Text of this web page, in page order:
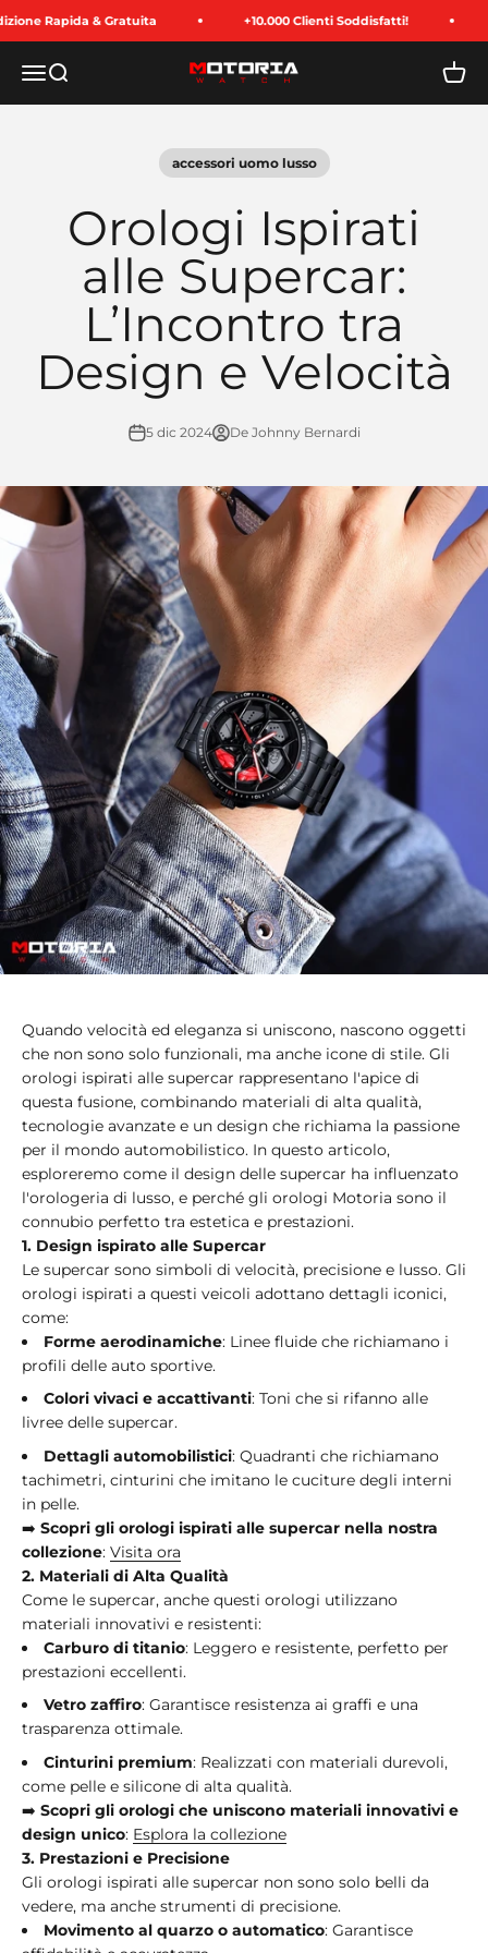
Ir al contenido
Rapida & Gratuita +10.000 Clienti Soddisfatti!
MenúBuscar Motoria Watch
accessori uomo lusso
Orologi Ispirati
alle Supercar:
L’Incontro tra
Design e Velocità
5 dic 2024 De Johnny Bernardi
Quando velocità ed eleganza si uniscono, nascono oggetti
che non sono solo funzionali, ma anche icone di stile. Gli
orologi ispirati alle supercar rappresentano l'apice di
questa fusione, combinando materiali di alta qualità,
tecnologie avanzate e un design che richiama la passione
per il mondo automobilistico. In questo articolo,
esploreremo come il design delle supercar ha influenzato
l'orologeria di lusso, e perché gli orologi Motoria sono il
connubio perfetto tra estetica e prestazioni.
1. Design ispirato alle Supercar
Le supercar sono simboli di velocità, precisione e lusso. Gli
orologi ispirati a questi veicoli adottano dettagli iconici,
come:
Forme aerodinamiche: Linee fluide che richiamano i
profili delle auto sportive.
Colori vivaci e accattivanti: Toni che si rifanno alle
livree delle supercar.
Dettagli automobilistici: Quadranti che richiamano
tachimetri, cinturini che imitano le cuciture degli interni
in pelle.
➡️ Scopri gli orologi ispirati alle supercar nella nostra
collezione: Visita ora
2. Materiali di Alta Qualità
Come le supercar, anche questi orologi utilizzano
materiali innovativi e resistenti:
Carburo di titanio: Leggero e resistente, perfetto per
prestazioni eccellenti.
Vetro zaffiro: Garantisce resistenza ai graffi e una
trasparenza ottimale.
Cinturini premium: Realizzati con materiali durevoli,
come pelle e silicone di alta qualità.
➡️ Scopri gli orologi che uniscono materiali innovativi e
design unico: Esplora la collezione
3. Prestazioni e Precisione
Gli orologi ispirati alle supercar non sono solo belli da
vedere, ma anche strumenti di precisione.
Movimento al quarzo o automatico: Garantisce